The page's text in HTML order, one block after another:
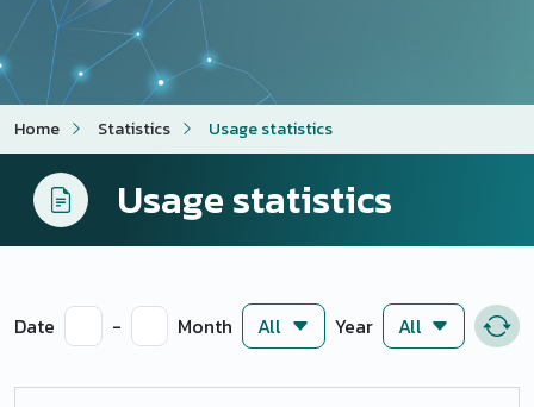
Home Statistics Usage statistics
Usage statistics
Date - Month Year